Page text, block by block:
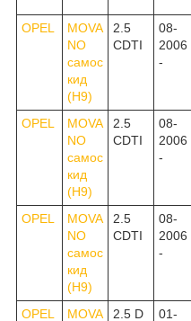
OPEL
MOVA
NO
самос
кид
(H9)
2.5
CDTI
08-
2006
-
OPEL
MOVA
NO
самос
кид
(H9)
2.5
CDTI
08-
2006
-
OPEL
MOVA
NO
самос
кид
(H9)
2.5
CDTI
08-
2006
-
OPEL MOVA 2.5 D 01-